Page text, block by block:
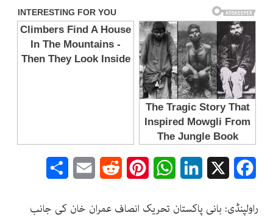
Facebook
LinkedIn
WhatsApp
Pinterest
Reddit
Email
راولپنڈی: بانی پاکستان تحریک انصاف عمران خان کی جانب